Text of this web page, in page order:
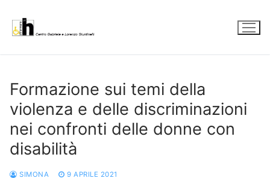
contenuto
Formazione sui temi della
violenza e delle discriminazioni
nei confronti delle donne con
disabilità
SIMONA 9 APRILE 2021